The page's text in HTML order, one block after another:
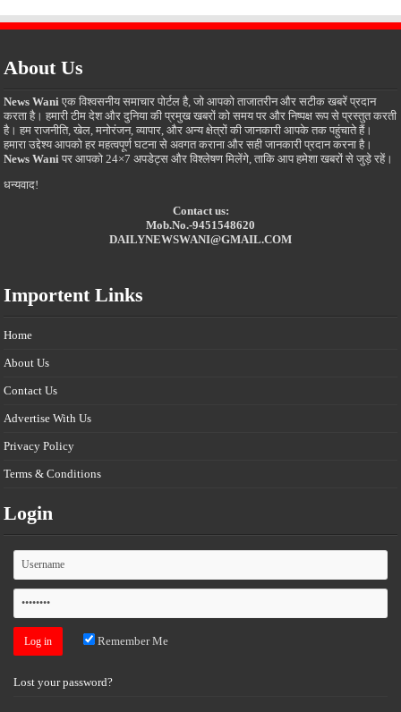
About Us
News Wani एक विश्वसनीय समाचार पोर्टल है, जो आपको ताजातरीन और सटीक खबरें प्रदान
करता है। हमारी टीम देश और दुनिया की प्रमुख खबरों को समय पर और निष्पक्ष रूप से प्रस्तुत करती
है। हम राजनीति, खेल, मनोरंजन, व्यापार, और अन्य क्षेत्रों की जानकारी आपके तक पहुंचाते हैं।
हमारा उद्देश्य आपको हर महत्वपूर्ण घटना से अवगत कराना और सही जानकारी प्रदान करना है।
News Wani पर आपको 24×7 अपडेट्स और विश्लेषण मिलेंगे, ताकि आप हमेशा खबरों से जुड़े रहें।
धन्यवाद!
Contact us:
Mob.No.-9451548620
DAILYNEWSWANI@GMAIL.COM
Importent Links
Home
About Us
Contact Us
Advertise With Us
Privacy Policy
Terms & Conditions
Login
Remember Me
Lost your password?